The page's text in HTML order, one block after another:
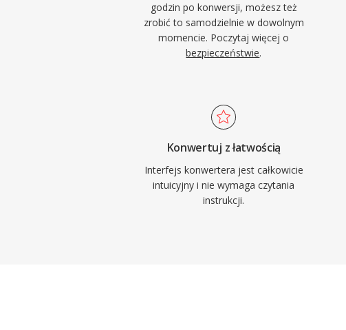
godzin po konwersji, możesz też
zrobić to samodzielnie w dowolnym
momencie. Poczytaj więcej o
bezpieczeństwie.
Konwertuj z łatwością
Interfejs konwertera jest całkowicie
intuicyjny i nie wymaga czytania
instrukcji.